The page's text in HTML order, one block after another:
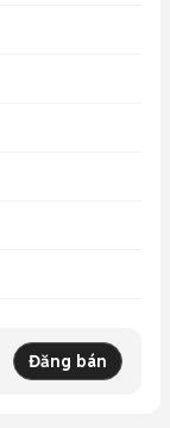
Đăng bán